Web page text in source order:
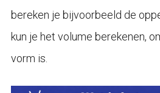
bereken je bijvoorbeeld de
kun je het volume berekenen,
vorm is.